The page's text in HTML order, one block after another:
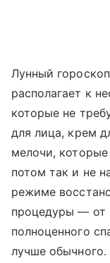
Лунный
располагает к
которые не
для лица, крем
мелочи,
потом так и не
режиме
процедуры — от
полноценного
лучше обычного.